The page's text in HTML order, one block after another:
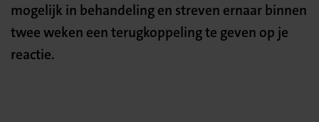
mogelijk in behandeling en streven ernaar binnen
twee weken een terugkoppeling te geven op je
reactie.